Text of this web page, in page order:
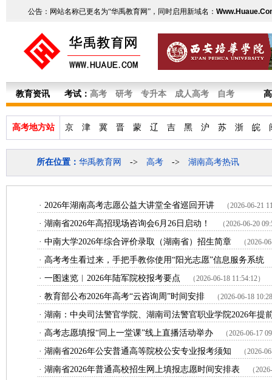
公告：网站名称已更名为“华禹教育网”，同时启用新域名：
教育资讯 考试： 高考 研考 专升本 成人高考 自考
高考地方站 京 津 冀 晋 蒙 辽 吉 黑 沪 苏 浙 皖
所在位置： 华禹教育网 -> 高考 -> 湖南高考热讯
· 2026年湖南高考志愿公益大讲堂全省巡回开讲 （2026-06-21
· 湖南省2026年高招现场咨询会6月26日启动！ （2026-06-20
· 中南大学2026年综合评价录取（湖南省）招生简章 （2026-
· 高考考生看过来，手把手教你使用“阳光志愿”信息服务系统
· 一图速览︱2026年陆军院校报考要点 （2026-06-18 11:54:12）
· 教育部公布2026年高考“云咨询周”时间安排 （2026-06-18
· 湖南：中央司法警官学院、湖南司法警官职业学院2026年提
· 高考志愿填报“同上一堂课”线上直播活动举办 （2026-06-17
· 湖南省2026年公安普通高等院校公安专业报考须知 （2026-
· 湖南省2026年普通高校招生网上填报志愿时间安排表 （